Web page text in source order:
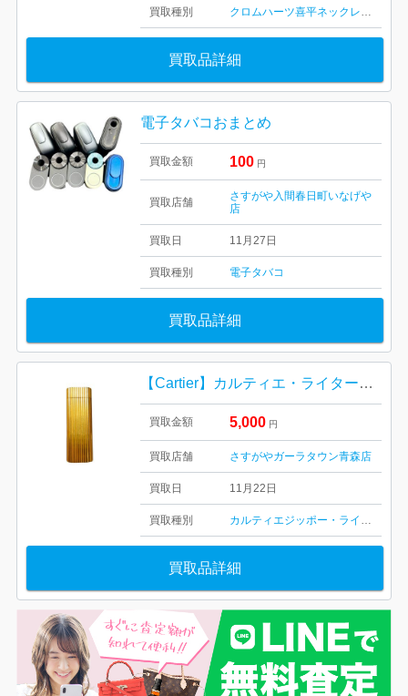
買取種別 クロムハーツ喜平ネックレス・ブレスレット
買取品詳細
電子タバコおまとめ
買取金額 100 円
買取店舗
さすがや入間春日町いなげや
店
買取日 11月27日
買取種別 電子タバコ
買取品詳細
【Cartier】カルティエ・ライター・不動
買取金額 5,000 円
買取店舗 さすがやガーラタウン青森店
買取日 11月22日
買取種別 カルティエジッポー・ライター
買取品詳細